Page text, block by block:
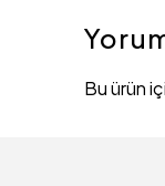
Bu ürün